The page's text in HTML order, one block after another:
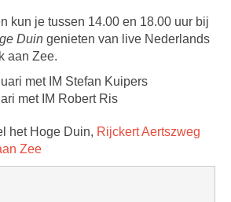
kun je tussen 14.00 en 18.00 uur bij
Duin genieten van live Nederlands
aan Zee.
met IM Stefan Kuipers
met IM Robert Ris
het Hoge Duin, Rijckert Aertszweg
Zee